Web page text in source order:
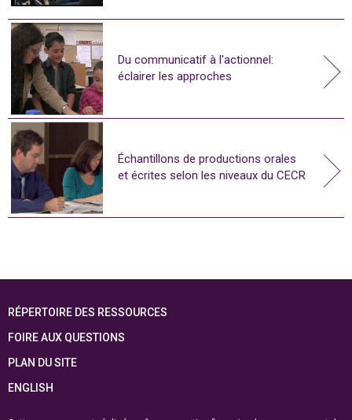
Du communicatif à l'actionnel:
éclairer les approches
Échantillons de productions orales
et écrites selon les niveaux du CECR
RÉPERTOIRE DES RESSOURCES
FOIRE AUX QUESTIONS
PLAN DU SITE
ENGLISH